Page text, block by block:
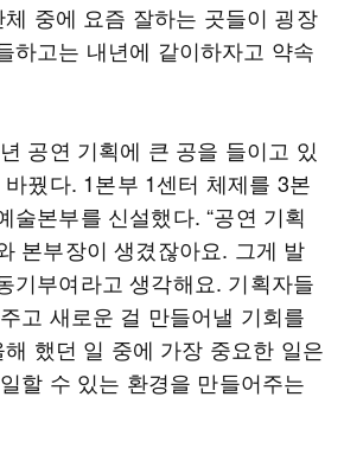
중에 요즘 잘하는 곳들이 굉장
하고는 내년에 같이하자고 약속
공연 기획에 큰 공을 들이고 있
꿨다. 1본부 1센터 체제를 3본
술본부를 신설했다. “공연 기획
본부장이 생겼잖아요. 그게 발
기부여라고 생각해요. 기획자들
고 새로운 걸 만들어낼 기회를
했던 일 중에 가장 중요한 일은
할 수 있는 환경을 만들어주는